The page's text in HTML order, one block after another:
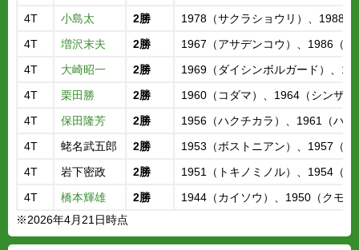
4T
小島太 2勝
1978（サクラショウリ）、1988
4T
増沢末夫 2勝
1967（アサデンコウ）、1986（
4T
大崎昭一 2勝
1969（ダイシンボルガード）、
4T
栗田勝 2勝
1960（コダマ）、1964（シンザン
4T
保田隆芳 2勝
1956（ハクチカラ）、1961（ハク
4T
蛯名武五郎 2勝
1953（ボストニアン）、1957（
4T
岩下密政 2勝
1951（トキノミノル）、1954（
4T
橋本輝雄 2勝
1944（カイソウ）、1950（クモノ
※2026年4月21日時点